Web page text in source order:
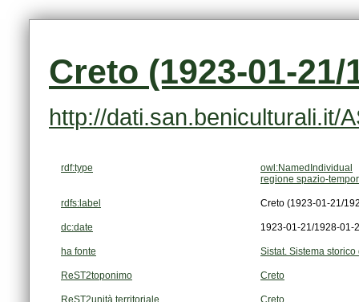
Creto (1923-01-21/
http://dati.san.beniculturali.it/
rdf:type
owl:NamedIndividual
regione spazio-
rdfs:label Creto (1923-01-21/
dc:date 1923-01-21/1928-01-
ha fonte Sistat. Sistema
ReST2toponimo Creto
ReST2unità territoriale Creto